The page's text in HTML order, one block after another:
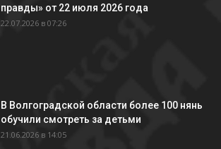
правды» от 22 июля 2026 года
22.07.2026 в 07:26
В Волгоградской области более 100 нянь
обучили смотреть за детьми
21.06.2026 в 14:05